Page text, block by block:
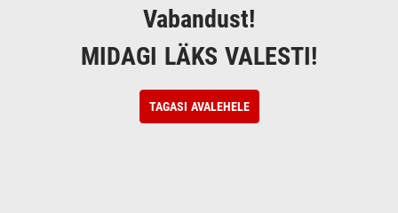
Vabandust!
MIDAGI LÄKS VALESTI!
TAGASI AVALEHELE